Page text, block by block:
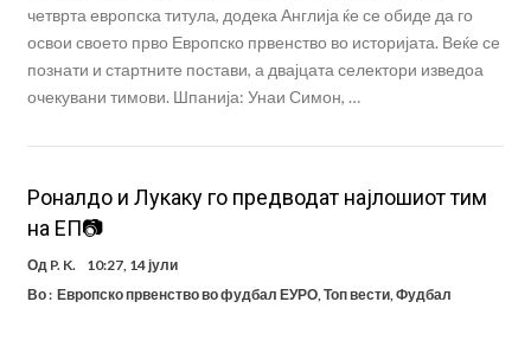
четврта европска титула, додека Англија ќе се обиде да го
освои своето прво Европско првенство во историјата. Веќе се
познати и стартните постави, а двајцата селектори изведоа
очекувани тимови. Шпанија: Унаи Симон, …
Роналдо и Лукаку го предводат најлошиот тим
на ЕП📷
Од P. K.
10:27, 14 јули
Во : Европско првенство во фудбал ЕУРО,Топ вести,Фудбал